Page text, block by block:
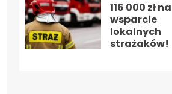
116 000 zł na
wsparcie
lokalnych
strażaków!